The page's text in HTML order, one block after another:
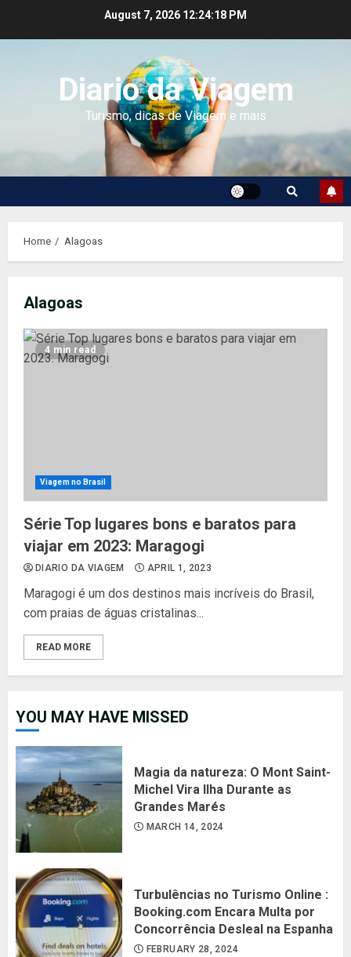
August 7, 2026 12:24:18 PM
Diario da Viagem
Turismo, dicas de Viagem e mais
Home Alagoas
Alagoas
4 min read
Viagem no Brasil
Série Top lugares bons e baratos para
viajar em 2023: Maragogi
DIARIO DA VIAGEM APRIL 1, 2023
Maragogi é um dos destinos mais incríveis do Brasil,
com praias de águas cristalinas...
READ MORE
YOU MAY HAVE MISSED
Magia da natureza: O Mont Saint-
Michel Vira Ilha Durante as
Grandes Marés
MARCH 14, 2024
Turbulências no Turismo Online :
Booking.com Encara Multa por
Concorrência Desleal na Espanha
FEBRUARY 28, 2024